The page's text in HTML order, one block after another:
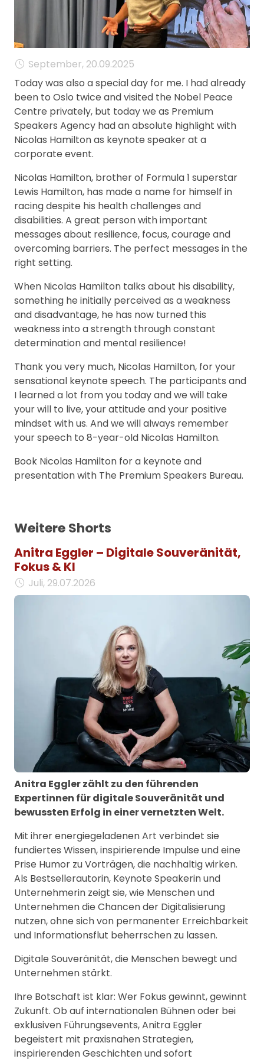
MANAGEMENT
September, 20.09.2025
Today was also a special day for me. I had already
been to Oslo twice and visited the Nobel Peace
Centre privately, but today we as Premium
Speakers Agency had an absolute highlight with
Nicolas Hamilton as keynote speaker at a
corporate event.
Nicolas Hamilton, brother of Formula 1 superstar
Lewis Hamilton, has made a name for himself in
racing despite his health challenges and
disabilities. A great person with important
messages about resilience, focus, courage and
overcoming barriers. The perfect messages in the
right setting.
When Nicolas Hamilton talks about his disability,
something he initially perceived as a weakness
and disadvantage, he has now turned this
weakness into a strength through constant
determination and mental resilience!
Thank you very much, Nicolas Hamilton, for your
sensational keynote speech. The participants and
I learned a lot from you today and we will take
your will to live, your attitude and your positive
mindset with us. And we will always remember
your speech to 8-year-old Nicolas Hamilton.
Book Nicolas Hamilton for a keynote and
presentation with The Premium Speakers Bureau.
Weitere Shorts
Anitra Eggler – Digitale Souveränität,
Fokus & KI
Juli, 29.07.2026
Anitra Eggler zählt zu den führenden
Expertinnen für digitale Souveränität und
bewussten Erfolg in einer vernetzten Welt.
Mit ihrer energiegeladenen Art verbindet sie
fundiertes Wissen, inspirierende Impulse und eine
Prise Humor zu Vorträgen, die nachhaltig wirken.
Als Bestsellerautorin, Keynote Speakerin und
Unternehmerin zeigt sie, wie Menschen und
Unternehmen die Chancen der Digitalisierung
nutzen, ohne sich von permanenter Erreichbarkeit
und Informationsflut beherrschen zu lassen.
Digitale Souveränität, die Menschen bewegt und
Unternehmen stärkt.
Ihre Botschaft ist klar: Wer Fokus gewinnt, gewinnt
Zukunft. Ob auf internationalen Bühnen oder bei
exklusiven Führungsevents, Anitra Eggler
begeistert mit praxisnahen Strategien,
inspirierenden Geschichten und sofort